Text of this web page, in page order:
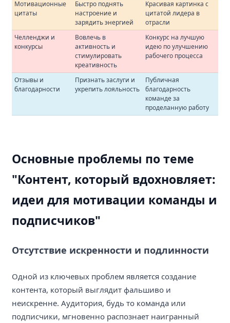
Мотивационные
цитаты
Быстро поднять
настроение и
зарядить энергией
Красивая картинка с
цитатой лидера в
отрасли
Челленджи и
конкурсы
Вовлечь в
активность и
стимулировать
креативность
Конкурс на лучшую
идею по улучшению
рабочего процесса
Отзывы и
благодарности
Признать заслуги и
укрепить лояльность
Публичная
благодарность
команде за
проделанную работу
Основные проблемы по теме
"Контент, который вдохновляет:
идеи для мотивации команды и
подписчиков"
Отсутствие искренности и подлинности
Одной из ключевых проблем является создание
контента, который выглядит фальшиво и
неискренне. Аудитория, будь то команда или
подписчики, мгновенно распознает наигранный